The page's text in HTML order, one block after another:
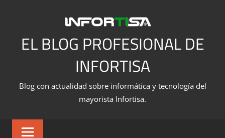
contenidoEL BLOG PROFESIONAL DE
INFORTISA
Blog con actualidad sobre informática y tecnología del
mayorista Infortisa.